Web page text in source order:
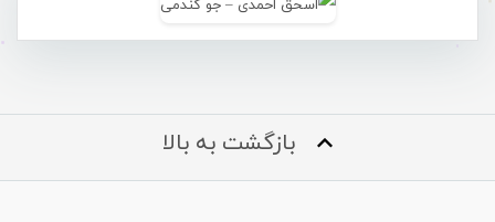
بازگشت به بالا